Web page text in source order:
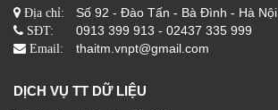
Địa chỉ: Số 92 - Đào Tấn - Bà Đình - Hà Nội
SĐT: 0913 399 913 - 02437 335 999
Email: thaitm.vnpt@gmail.com
DỊCH VỤ TT DỮ LIỆU